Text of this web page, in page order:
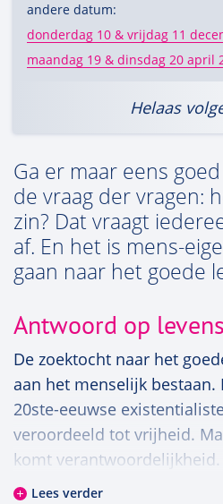
Ga er maar eens
de vraag der vragen:
zin? Dat vraagt
af. En het is mens-
gaan naar het goede
Antwoord op
De zoektocht naar het
aan het menselijk bestaan.
20ste-eeuwse
veroordeeld tot vrijheid.
komt verantwoordelijkheid.
maken hebben gevolgen,
Lees verder
andere datum:
donderdag 10 & vrijdag 11
maandag 19 & dinsdag 20 april
Helaas